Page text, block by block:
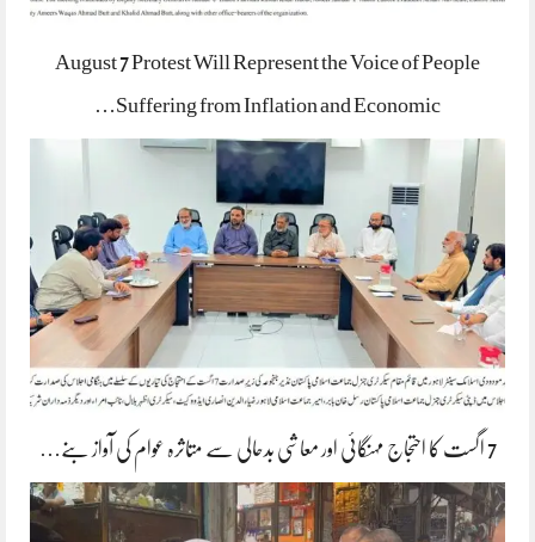
August 7 Protest Will Represent the Voice of People
Suffering from Inflation and Economic…
7 اگست کا احتجاج مہنگائی اور معاشی بدحالی سے متاثرہ عوام کی آواز بنے…